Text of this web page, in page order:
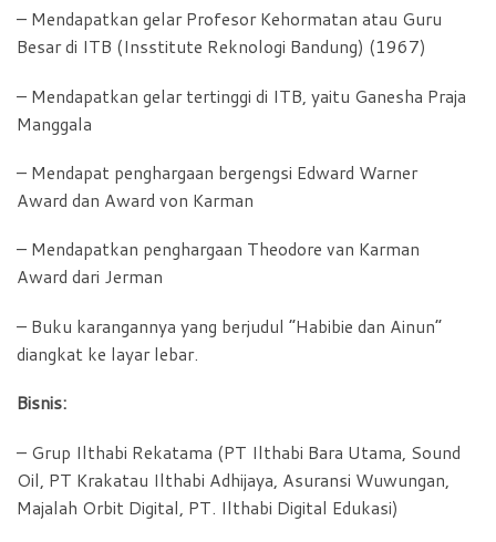
– Mendapatkan gelar Profesor Kehormatan atau Guru
Besar di ITB (Insstitute Reknologi Bandung) (1967)
– Mendapatkan gelar tertinggi di ITB, yaitu Ganesha Praja
Manggala
– Mendapat penghargaan bergengsi Edward Warner
Award dan Award von Karman
– Mendapatkan penghargaan Theodore van Karman
Award dari Jerman
– Buku karangannya yang berjudul “Habibie dan Ainun”
diangkat ke layar lebar.
Bisnis:
– Grup Ilthabi Rekatama (PT Ilthabi Bara Utama, Sound
Oil, PT Krakatau Ilthabi Adhijaya, Asuransi Wuwungan,
Majalah Orbit Digital, PT. Ilthabi Digital Edukasi)